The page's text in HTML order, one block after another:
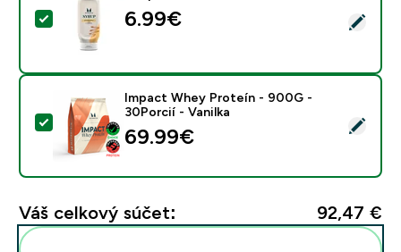
Vybrať tento produkt - Sirup Bez Cukru -
6.99€‎
Vybrať tento produkt - Impact Whey Proteín - 900G
Impact Whey Proteín - 900G -
30Porcií - Vanilka
69.99€‎
Váš celkový súčet: 92,47 €‎